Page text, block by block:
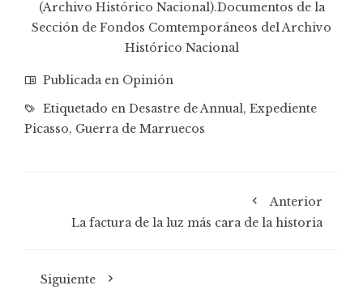
(Archivo Histórico Nacional).Documentos de la
Sección de Fondos Comtemporáneos del Archivo
Histórico Nacional
Publicada en Opinión
Etiquetado en Desastre de Annual, Expediente
Picasso, Guerra de Marruecos
Anterior
La factura de la luz más cara de la historia
Siguiente